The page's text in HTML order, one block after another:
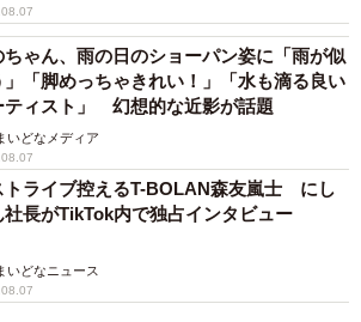
ちゃん、雨の日のショーパン姿に「雨が似
」「脚めっちゃきれい！」「水も滴る良い
ティスト」 幻想的な近影が話題
いどなメディア
トライブ控えるT-BOLAN森友嵐士 にし
社長がTikTok内で独占インタビュー
いどなニュース